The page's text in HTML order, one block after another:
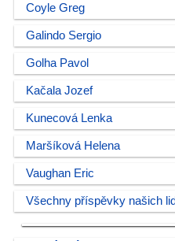
Coyle Greg
Galindo Sergio
Golha Pavol
Kačala Jozef
Kunecová Lenka
Maršíková Helena
Vaughan Eric
Všechny příspěvky našich